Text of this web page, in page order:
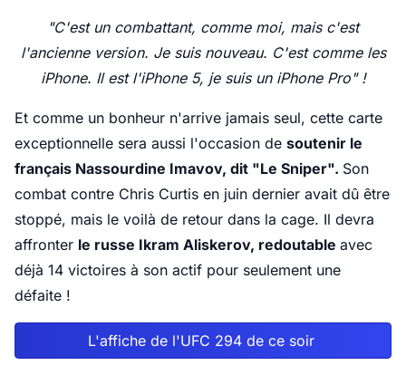
"C'est un combattant, comme moi, mais c'est
l'ancienne version. Je suis nouveau. C'est comme les
iPhone. Il est l'iPhone 5, je suis un iPhone Pro" !
Et comme un bonheur n'arrive jamais seul, cette carte
exceptionnelle sera aussi l'occasion de soutenir le
français Nassourdine Imavov, dit "Le Sniper". Son
combat contre Chris Curtis en juin dernier avait dû être
stoppé, mais le voilà de retour dans la cage. Il devra
affronter le russe Ikram Aliskerov, redoutable avec
déjà 14 victoires à son actif pour seulement une
défaite !
L'affiche de l'UFC 294 de ce soir